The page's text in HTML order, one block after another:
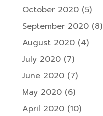
October 2020(5)
September 2020(8)
August 2020(4)
July 2020(7)
June 2020(7)
May 2020(6)
April 2020(10)